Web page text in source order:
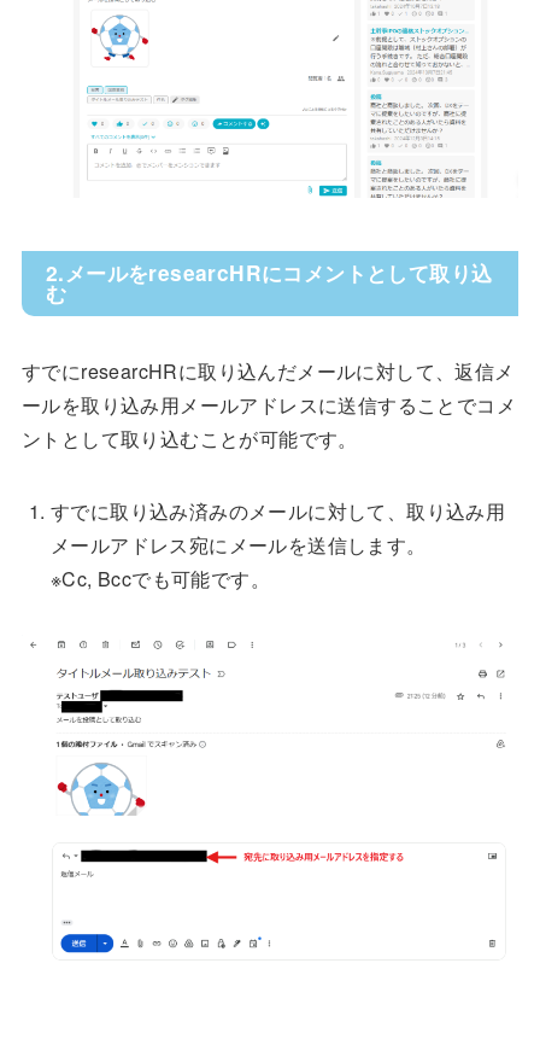
2.メールをresearcHRにコメントとして取り込
む
すでにresearcHRに取り込んだメールに対して、返信メ
ールを取り込み用メールアドレスに送信することでコメ
ントとして取り込むことが可能です。
すでに取り込み済みのメールに対して、取り込み用
メールアドレス宛にメールを送信します。
※Cc, Bccでも可能です。